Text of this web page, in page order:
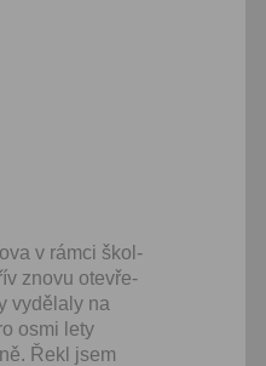
v rám­ci škol­
znovu otevře­
vydělaly na
osmi lety
Řekl jsem